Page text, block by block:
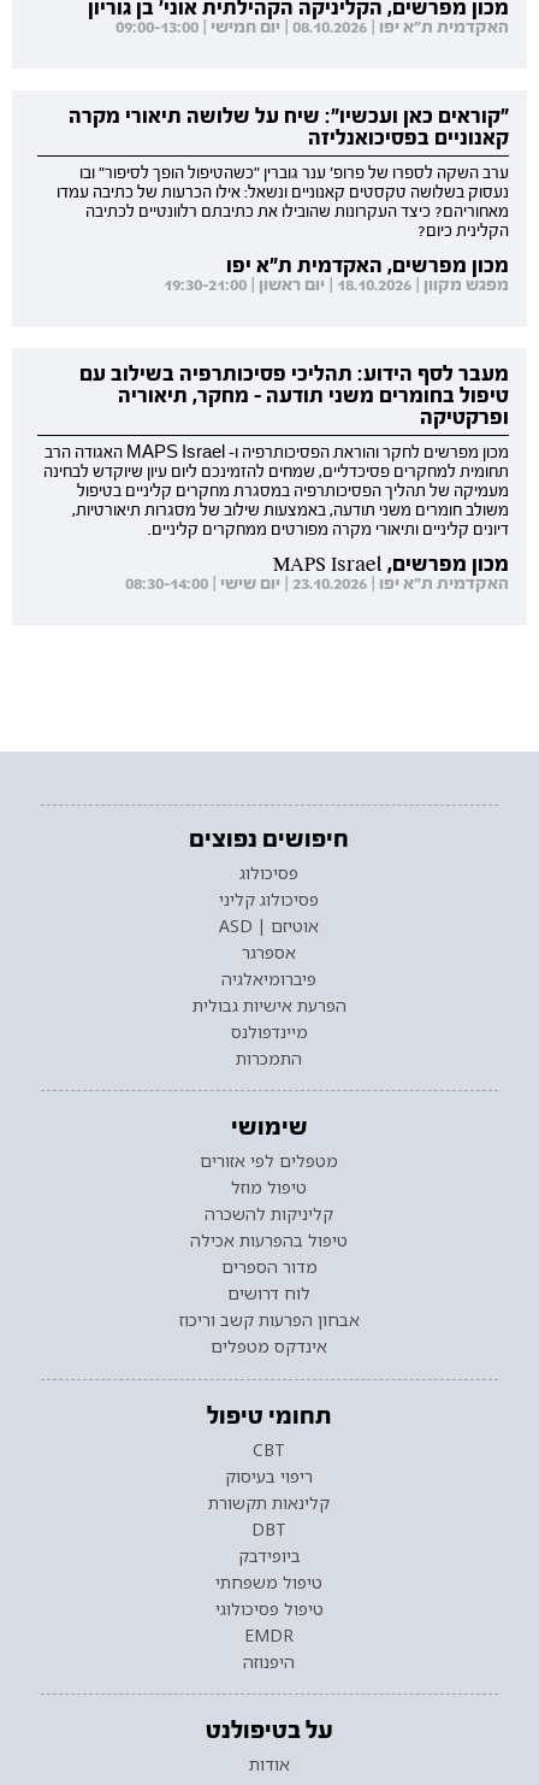
מכון מפרשים, הקליניקה הקהילתית אוני' בן גוריון
האקדמית ת"א יפו | 08.10.2026 | יום חמישי | 09:00-13:00
"קוראים כאן ועכשיו": שיח על שלושה תיאורי מקרה
קאנוניים בפסיכואנליזה
ערב השקה לספרו של פרופ' ענר גוברין "כשהטיפול הופך לסיפור" ובו
נעסוק בשלושה טקסטים קאנוניים ונשאל: אילו הכרעות של כתיבה עמדו
מאחוריהם? כיצד העקרונות שהובילו את כתיבתם רלוונטיים לכתיבה
הקלינית כיום?
מכון מפרשים, האקדמית ת"א יפו
מפגש מקוון | 18.10.2026 | יום ראשון | 19:30-21:00
מעבר לסף הידוע: תהליכי פסיכותרפיה בשילוב עם
טיפול בחומרים משני תודעה - מחקר, תיאוריה
ופרקטיקה
מכון מפרשים לחקר והוראת הפסיכותרפיה ו- MAPS Israel האגודה הרב
תחומית למחקרים פסיכדליים, שמחים להזמינכם ליום עיון שיוקדש לבחינה
מעמיקה של תהליך הפסיכותרפיה במסגרת מחקרים קליניים בטיפול
משולב חומרים משני תודעה, באמצעות שילוב של מסגרות תיאורטיות,
דיונים קליניים ותיאורי מקרה מפורטים ממחקרים קליניים.
מכון מפרשים, MAPS Israel
האקדמית ת"א יפו | 23.10.2026 | יום שישי | 08:30-14:00
חיפושים נפוצים
פסיכולוג
פסיכולוג קליני
אוטיזם | ASD
אספרגר
פיברומיאלגיה
הפרעת אישיות גבולית
מיינדפולנס
התמכרות
שימושי
מטפלים לפי אזורים
טיפול מוזל
קליניקות להשכרה
טיפול בהפרעות אכילה
מדור הספרים
לוח דרושים
אבחון הפרעות קשב וריכוז
אינדקס מטפלים
תחומי טיפול
CBT
ריפוי בעיסוק
קלינאות תקשורת
DBT
ביופידבק
טיפול משפחתי
טיפול פסיכולוגי
EMDR
היפנוזה
על בטיפולנט
אודות